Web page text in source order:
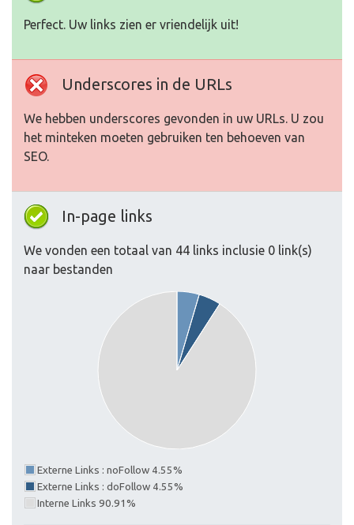
Perfect. Uw links zien er vriendelijk uit!
Underscores in de URLs
We hebben underscores gevonden in uw URLs. U zou
het minteken moeten gebruiken ten behoeven van
SEO.
In-page links
We vonden een totaal van 44 links inclusie 0 link(s)
naar bestanden
Externe Links : noFollow 4.55%
Externe Links : doFollow 4.55%
Interne Links 90.91%